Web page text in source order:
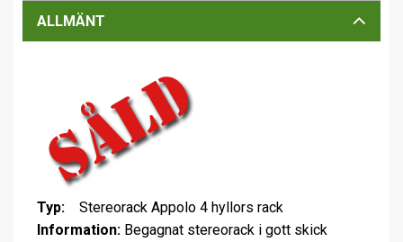
ALLMÄNT
Typ:
Stereorack Appolo 4 hyllors rack
Information: Begagnat stereorack i gott skick